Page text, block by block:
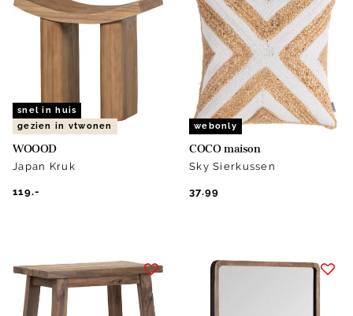
snel in huis
gezien in vtwonen
WOOOD
Japan Kruk
119.-
webonly
COCO maison
Sky Sierkussen
37.99